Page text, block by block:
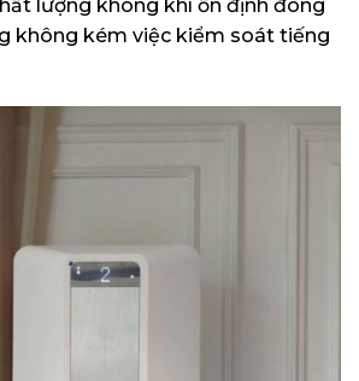
lượng không khí ổn định đóng
không kém việc kiểm soát tiếng